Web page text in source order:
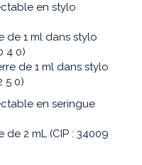
en stylo
de 1 ml dans stylo
4 0)
de 1 ml dans stylo
5 0)
en seringue
2 mL (CIP : 34009